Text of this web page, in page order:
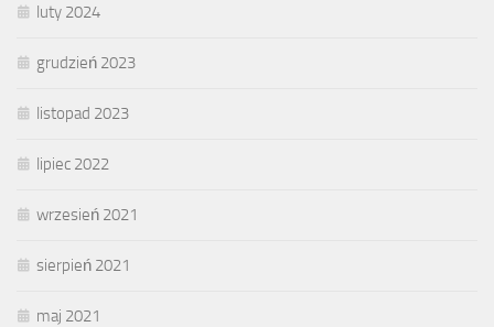
luty 2024
grudzień 2023
listopad 2023
lipiec 2022
wrzesień 2021
sierpień 2021
maj 2021